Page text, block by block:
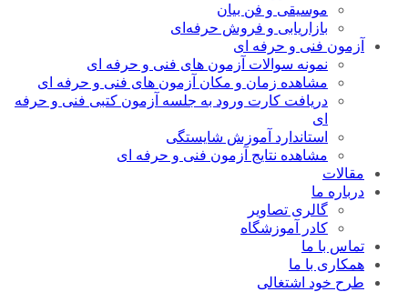
موسیقی و فن بیان
بازاریابی و فروش حرفه‌ای
آزمون فنی و حرفه ای
نمونه سوالات آزمون های فنی و حرفه ای
مشاهده زمان و مکان آزمون های فنی و حرفه ای
دریافت کارت ورود به جلسه آزمون کتبی فنی و حرفه
ای
استاندارد آموزش شایستگی
مشاهده نتایج آزمون فنی و حرفه ای
مقالات
درباره ما
گالری تصاویر
کادر آموزشگاه
تماس با ما
همکاری با ما
طرح خود اشتغالی